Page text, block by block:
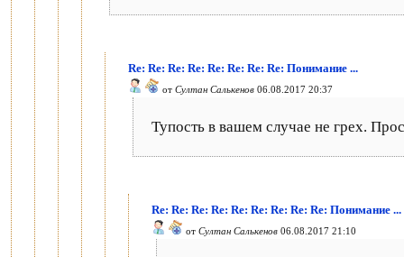
Re: Re: Re: Re: Re: Re: Re: Re: Понимание ...
от Султан Салькенов 06.08.2017 20:37
Тупость в вашем случае не грех.
Re: Re: Re: Re: Re: Re: Re: Re: Re: Понимание ...
от Султан Салькенов 06.08.2017 21:10